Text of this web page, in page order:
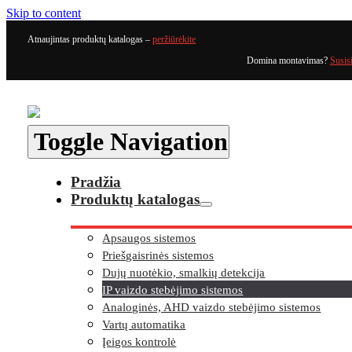
Skip to content
Atnaujintas produktų katalogas –peržiūrėkite
Domina montavimas?
Toggle Navigation
Pradžia
Produktų katalogas
Apsaugos sistemos
Priešgaisrinės sistemos
Dujų nuotėkio, smalkių detekcija
IP vaizdo stebėjimo sistemos
Analoginės, AHD vaizdo stebėjimo sistemos
Vartų automatika
Įeigos kontrolė